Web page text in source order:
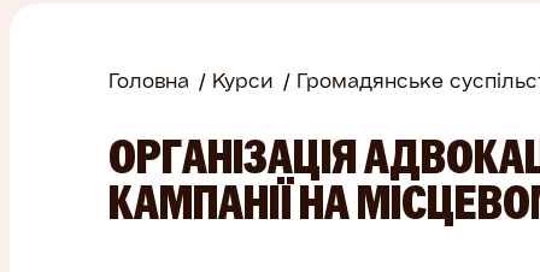
Всі курси
Prometheus PLUS
Головна Курси Громадянське
ОРГАНІЗАЦІЯ
КАМПАНІЇ НА